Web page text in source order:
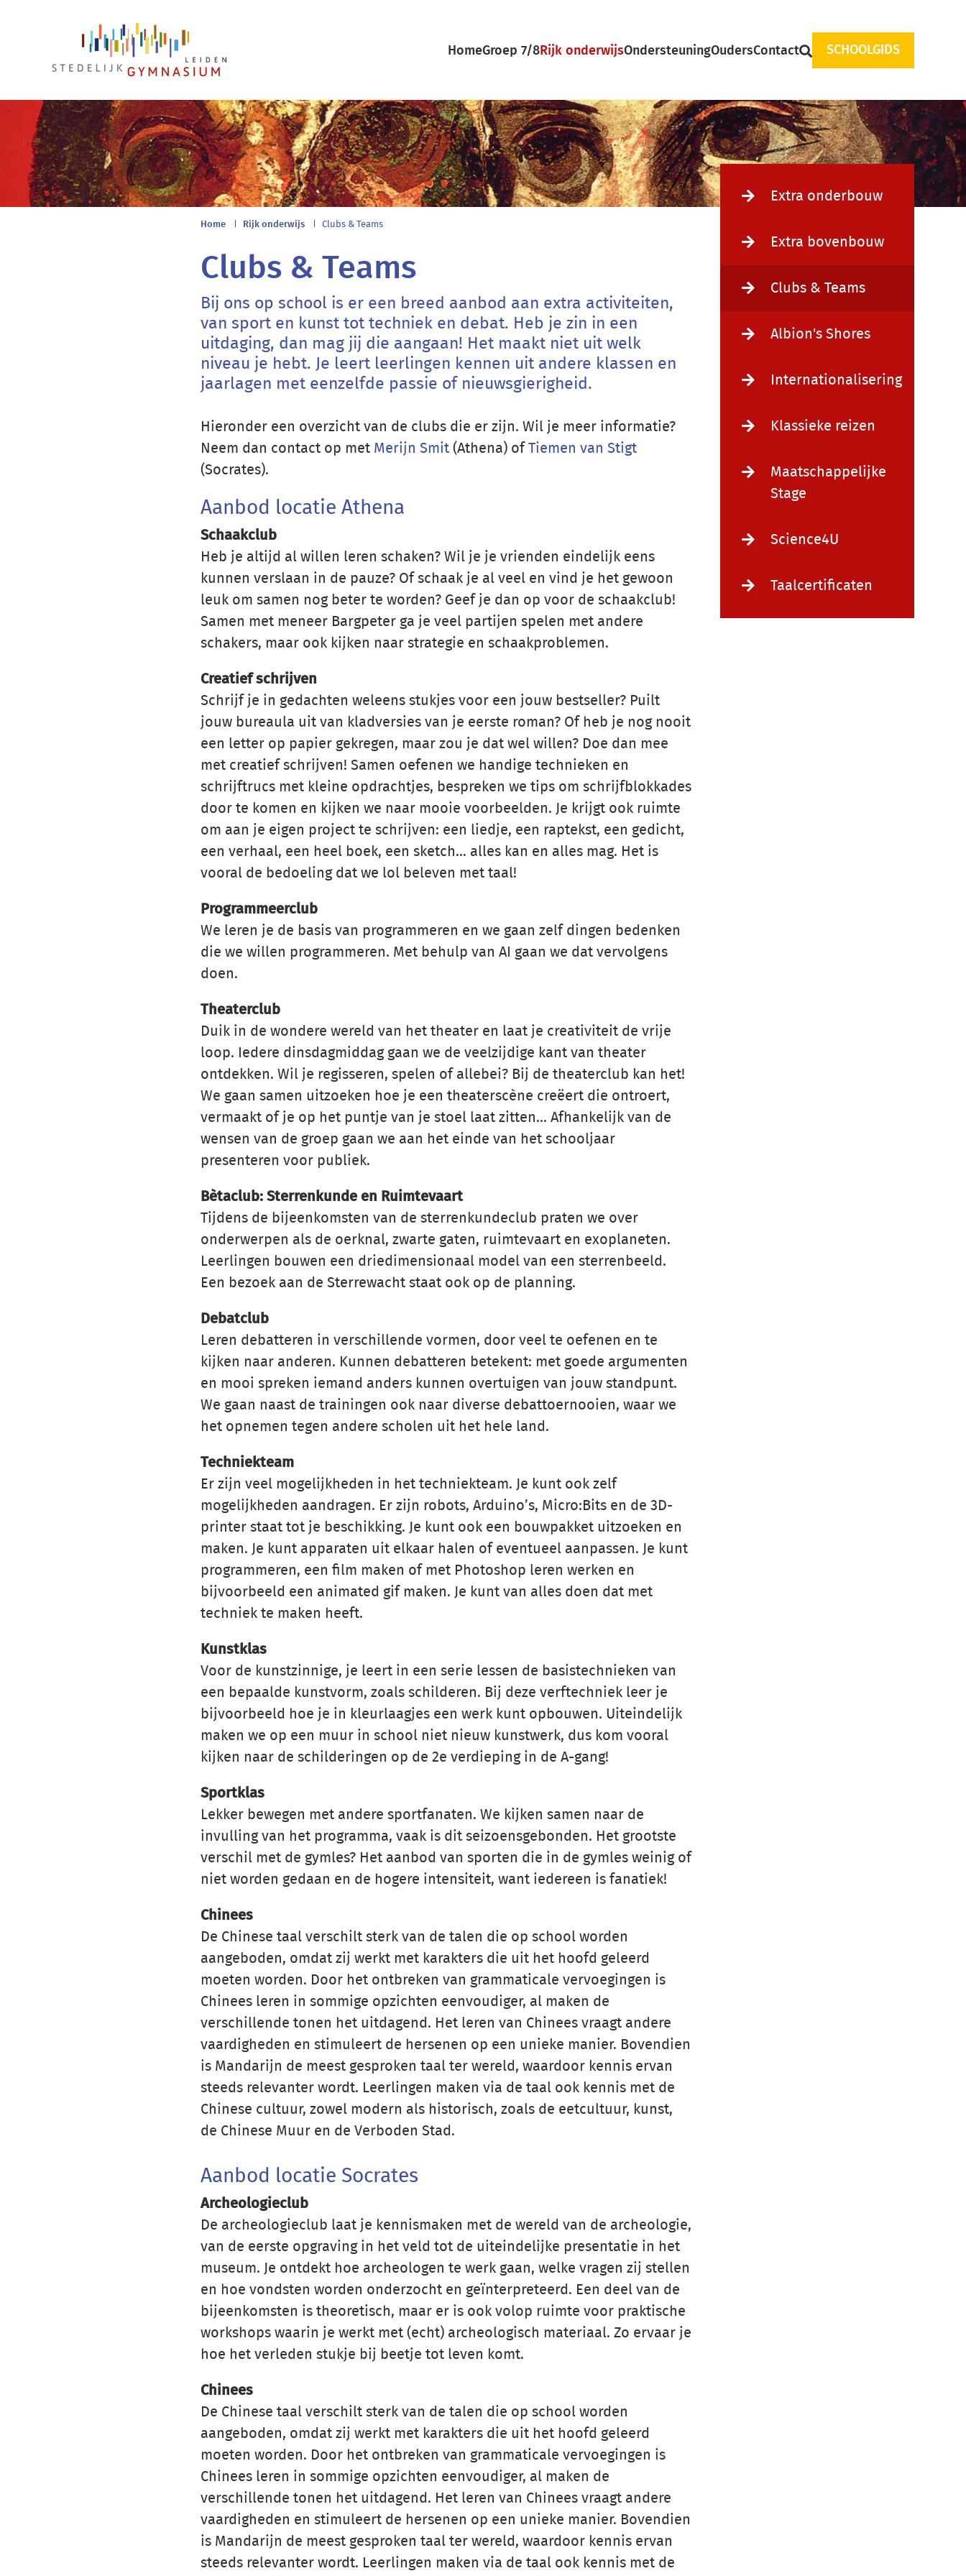
navigation
HomeGroep 7/8Rijk onderwijsOndersteuningOudersContact SCHOOLGIDS
Main
navigation
Extra onderbouw
Extra bovenbouw
Clubs & Teams
Albion's Shores
Internationalisering
Klassieke reizen
Maatschappelijke
Stage
Science4U
Taalcertificaten
Breadcrumb
Home Rijk onderwijs Clubs & Teams
Clubs & Teams
Bij ons op school is er een breed aanbod aan extra activiteiten,
van sport en kunst tot techniek en debat. Heb je zin in een
uitdaging, dan mag jij die aangaan! Het maakt niet uit welk
niveau je hebt. Je leert leerlingen kennen uit andere klassen en
jaarlagen met eenzelfde passie of nieuwsgierigheid.
Hieronder een overzicht van de clubs die er zijn. Wil je meer informatie?
Neem dan contact op met Merijn Smit(Athena) of Tiemen van Stigt
(Socrates).
Aanbod locatie Athena
Schaakclub
Heb je altijd al willen leren schaken? Wil je je vrienden eindelijk eens
kunnen verslaan in de pauze? Of schaak je al veel en vind je het gewoon
leuk om samen nog beter te worden? Geef je dan op voor de schaakclub!
Samen met meneer Bargpeter ga je veel partijen spelen met andere
schakers, maar ook kijken naar strategie en schaakproblemen.
Creatief schrijven
Schrijf je in gedachten weleens stukjes voor een jouw bestseller? Puilt
jouw bureaula uit van kladversies van je eerste roman? Of heb je nog nooit
een letter op papier gekregen, maar zou je dat wel willen? Doe dan mee
met creatief schrijven! Samen oefenen we handige technieken en
schrijftrucs met kleine opdrachtjes, bespreken we tips om schrijfblokkades
door te komen en kijken we naar mooie voorbeelden. Je krijgt ook ruimte
om aan je eigen project te schrijven: een liedje, een raptekst, een gedicht,
een verhaal, een heel boek, een sketch… alles kan en alles mag. Het is
vooral de bedoeling dat we lol beleven met taal!
Programmeerclub
We leren je de basis van programmeren en we gaan zelf dingen bedenken
die we willen programmeren. Met behulp van AI gaan we dat vervolgens
doen.
Theaterclub
Duik in de wondere wereld van het theater en laat je creativiteit de vrije
loop. Iedere dinsdagmiddag gaan we de veelzijdige kant van theater
ontdekken. Wil je regisseren, spelen of allebei? Bij de theaterclub kan het!
We gaan samen uitzoeken hoe je een theaterscène creëert die ontroert,
vermaakt of je op het puntje van je stoel laat zitten... Afhankelijk van de
wensen van de groep gaan we aan het einde van het schooljaar
presenteren voor publiek.
Bètaclub: Sterrenkunde en Ruimtevaart
Tijdens de bijeenkomsten van de sterrenkundeclub praten we over
onderwerpen als de oerknal, zwarte gaten, ruimtevaart en exoplaneten.
Leerlingen bouwen een driedimensionaal model van een sterrenbeeld.
Een bezoek aan de Sterrewacht staat ook op de planning.
Debatclub
Leren debatteren in verschillende vormen, door veel te oefenen en te
kijken naar anderen. Kunnen debatteren betekent: met goede argumenten
en mooi spreken iemand anders kunnen overtuigen van jouw standpunt.
We gaan naast de trainingen ook naar diverse debattoernooien, waar we
het opnemen tegen andere scholen uit het hele land.
Techniekteam
Er zijn veel mogelijkheden in het techniekteam. Je kunt ook zelf
mogelijkheden aandragen. Er zijn robots, Arduino’s, Micro:Bits en de 3D-
printer staat tot je beschikking. Je kunt ook een bouwpakket uitzoeken en
maken. Je kunt apparaten uit elkaar halen of eventueel aanpassen. Je kunt
programmeren, een film maken of met Photoshop leren werken en
bijvoorbeeld een animated gif maken. Je kunt van alles doen dat met
techniek te maken heeft.
Kunstklas
Voor de kunstzinnige, je leert in een serie lessen de basistechnieken van
een bepaalde kunstvorm, zoals schilderen. Bij deze verftechniek leer je
bijvoorbeeld hoe je in kleurlaagjes een werk kunt opbouwen. Uiteindelijk
maken we op een muur in school niet nieuw kunstwerk, dus kom vooral
kijken naar de schilderingen op de 2e verdieping in de A-gang!
Sportklas
Lekker bewegen met andere sportfanaten. We kijken samen naar de
invulling van het programma, vaak is dit seizoensgebonden. Het grootste
verschil met de gymles? Het aanbod van sporten die in de gymles weinig of
niet worden gedaan en de hogere intensiteit, want iedereen is fanatiek!
Chinees
De Chinese taal verschilt sterk van de talen die op school worden
aangeboden, omdat zij werkt met karakters die uit het hoofd geleerd
moeten worden. Door het ontbreken van grammaticale vervoegingen is
Chinees leren in sommige opzichten eenvoudiger, al maken de
verschillende tonen het uitdagend. Het leren van Chinees vraagt andere
vaardigheden en stimuleert de hersenen op een unieke manier. Bovendien
is Mandarijn de meest gesproken taal ter wereld, waardoor kennis ervan
steeds relevanter wordt. Leerlingen maken via de taal ook kennis met de
Chinese cultuur, zowel modern als historisch, zoals de eetcultuur, kunst,
de Chinese Muur en de Verboden Stad.
Aanbod locatie Socrates
Archeologieclub
De archeologieclub laat je kennismaken met de wereld van de archeologie,
van de eerste opgraving in het veld tot de uiteindelijke presentatie in het
museum. Je ontdekt hoe archeologen te werk gaan, welke vragen zij stellen
en hoe vondsten worden onderzocht en geïnterpreteerd. Een deel van de
bijeenkomsten is theoretisch, maar er is ook volop ruimte voor praktische
workshops waarin je werkt met (echt) archeologisch materiaal. Zo ervaar je
hoe het verleden stukje bij beetje tot leven komt.
Chinees
De Chinese taal verschilt sterk van de talen die op school worden
aangeboden, omdat zij werkt met karakters die uit het hoofd geleerd
moeten worden. Door het ontbreken van grammaticale vervoegingen is
Chinees leren in sommige opzichten eenvoudiger, al maken de
verschillende tonen het uitdagend. Het leren van Chinees vraagt andere
vaardigheden en stimuleert de hersenen op een unieke manier. Bovendien
is Mandarijn de meest gesproken taal ter wereld, waardoor kennis ervan
steeds relevanter wordt. Leerlingen maken via de taal ook kennis met de